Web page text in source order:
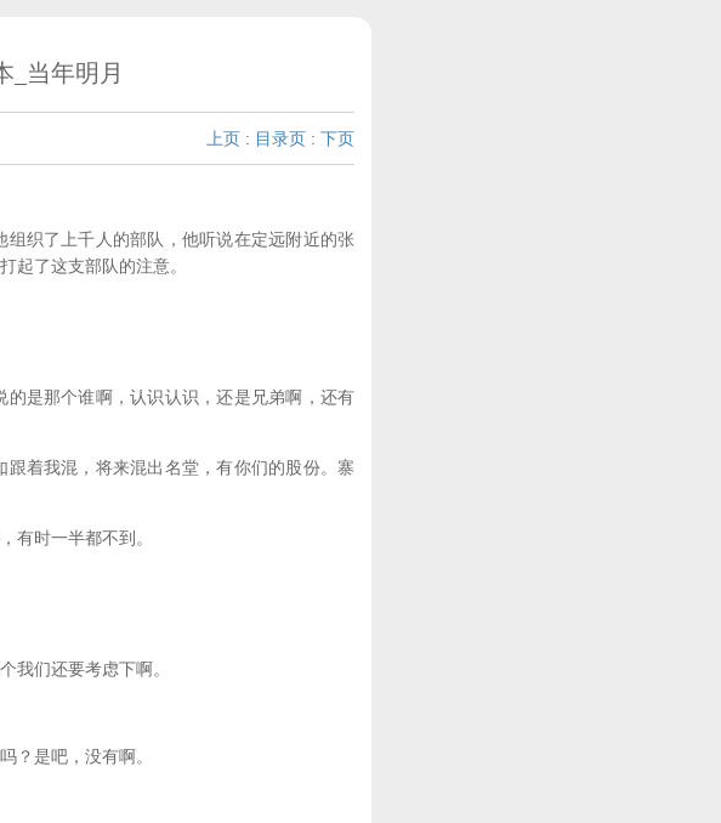
_当年明月
上页 : 目录页 : 下页
织了上千人的部队，他听说在定远附近的张
起了这支部队的注意。
是那个谁啊，认识认识，还是兄弟啊，还有
着我混，将来混出名堂，有你们的股份。寨
时一半都不到。
们还要考虑下啊。
是吧，没有啊。